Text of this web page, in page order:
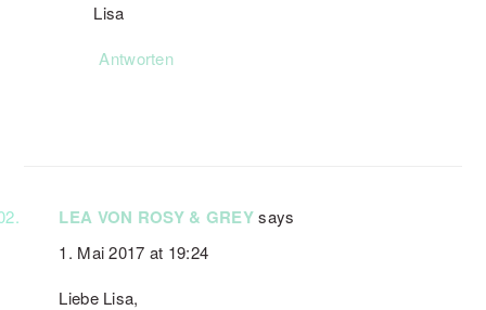
Lisa
Antworten
LEA VON ROSY & GREY says
1. Mai 2017 at 19:24
Liebe Lisa,